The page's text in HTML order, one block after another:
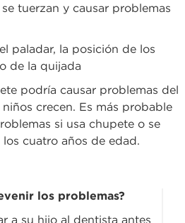
tuerzan y causar problemas
paladar, la posición de los
de la quijada
podría causar problemas del
crecen. Es más probable
si usa chupete o se
cuatro años de edad.
los problemas?
a su hijo al dentista antes